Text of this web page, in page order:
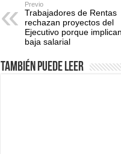
Previo
Trabajadores de Rentas
rechazan proyectos del
Ejecutivo porque
baja salarial
También puede leer